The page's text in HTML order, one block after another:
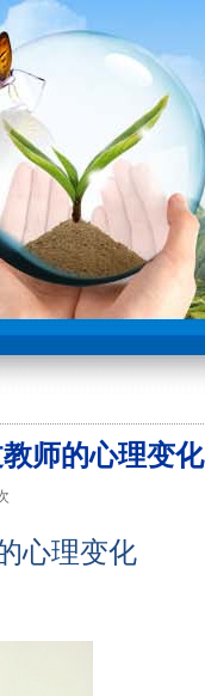
师的心理变化
心理变化